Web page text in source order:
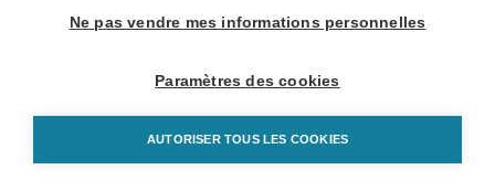
Ne pas vendre mes informations personnelles
Paramètres des cookies
AUTORISER TOUS LES COOKIES